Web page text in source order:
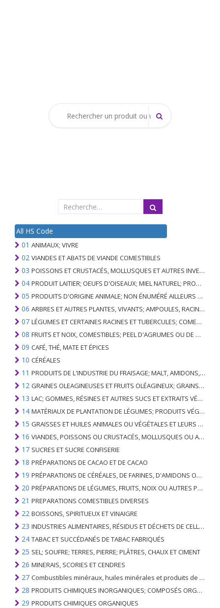
All HS Code
01 ANIMAUX; VIVRE
02 VIANDES ET ABATS DE VIANDE COMESTIBLES
03 POISSONS ET CRUSTACÉS, MOLLUSQUES ET AUTRES INVERTÉBRÉS AQUATIQUES
04 PRODUIT LAITIER; OEUFS D'OISEAUX; MIEL NATUREL; PRODUITS COMESTIBLES D'ORIGINE ANIMALE, NON ÉNUMÉRÉS AILLEURS OU INCLUS
05 PRODUITS D'ORIGINE ANIMALE; NON ÉNUMÉRÉ AILLEURS OU INCLUS
06 ARBRES ET AUTRES PLANTES, VIVANTS; AMPOULES, RACINES ET ANALOGUES; FLEURS COUPEES ET FEUILLAGE ORNEMENTAL
07 LÉGUMES ET CERTAINES RACINES ET TUBERCULES; COMESTIBLE
08 FRUITS ET NOIX, COMESTIBLES; PEEL D'AGRUMES OU DE MELONS
09 CAFÉ, THÉ, MATE ET ÉPICES
10 CÉRÉALES
11 PRODUITS DE L'INDUSTRIE DU FRAISAGE; MALT, AMIDONS, INULINE, GLUTEN DE BLÉ
12 GRAINES OLEAGINEUSES ET FRUITS OLÉAGINEUX; GRAINS DIVERS, GRAINES ET FRUITS, PLANTES INDUSTRIELLES OU MÉDICINALES; PAILLE ET FOURRAGE
13 LAC; GOMMES, RÉSINES ET AUTRES SUCS ET EXTRAITS VÉGÉTAUX
14 MATÉRIAUX DE PLANTATION DE LÉGUMES; PRODUITS VÉGÉTAUX NON DÉNOMMÉS NI COMPRIS AILLEURS
15 GRAISSES ET HUILES ANIMALES OU VÉGÉTALES ET LEURS PRODUITS DE CLIVAGE; GRAISSES ANIMALES PRÉPARÉES; CIRES ANIMALES OU VÉGÉTALES
16 VIANDES, POISSONS OU CRUSTACÉS, MOLLUSQUES OU AUTRES INVERTÉBRÉS AQUATIQUES; PRÉPARATIONS DE CELLES-CI
17 SUCRES ET SUCRE CONFISERIE
18 PRÉPARATIONS DE CACAO ET DE CACAO
19 PRÉPARATIONS DE CÉRÉALES, DE FARINES, D'AMIDONS OU DE LAIT; PRODUITS DE PATISSERIE
20 PRÉPARATIONS DE LÉGUMES, FRUITS, NOIX OU AUTRES PARTIES DE PLANTES
21 PREPARATIONS COMESTIBLES DIVERSES
22 BOISSONS, SPIRITUEUX ET VINAIGRE
23 INDUSTRIES ALIMENTAIRES, RÉSIDUS ET DÉCHETS DE CELLES-CI; FOURRAGE ANIMAL PRÉPARÉ
24 TABAC ET SUCCÉDANÉS DE TABAC FABRIQUÉS
25 SEL; SOUFRE; TERRES, PIERRE; PLÂTRES, CHAUX ET CIMENT
26 MINERAIS, SCORIES ET CENDRES
27 Combustibles minéraux, huiles minérales et produits de leur distillation; SUBSTANCES BITUMINEUSES; CIRES MINÉRALES
28 PRODUITS CHIMIQUES INORGANIQUES; COMPOSÉS ORGANIQUES ET INORGANIQUES DE MÉTAUX PRÉCIEUX; DE MÉTAUX DES TERRES RARES, D'ÉLÉMENTS RADIOACTIFS ET D'ISOTOPES
29 PRODUITS CHIMIQUES ORGANIQUES